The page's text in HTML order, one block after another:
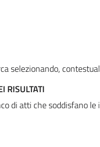
selezionando,
RISULTATI
di atti che soddisfano